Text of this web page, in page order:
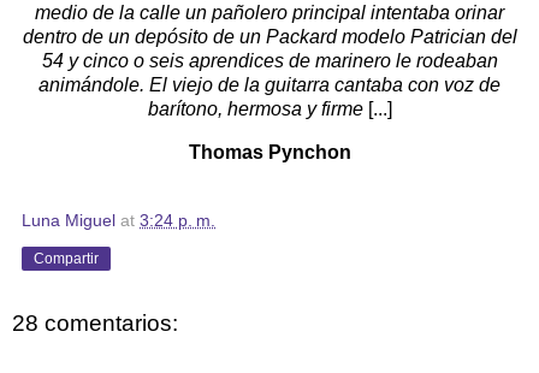
medio de la calle un pañolero principal intentaba orinar
dentro de un depósito de un Packard modelo Patrician del
54 y cinco o seis aprendices de marinero le rodeaban
animándole. El viejo de la guitarra cantaba con voz de
barítono, hermosa y firme [...]
Thomas Pynchon
Luna Miguel at 3:24 p. m.
Compartir
28 comentarios: